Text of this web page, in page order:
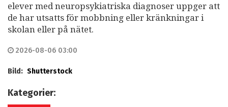
elever med neuropsykiatriska diagnoser uppger att
de har utsatts för mobbning eller kränkningar i
skolan eller på nätet.
2026-08-06 03:00
Bild: Shutterstock
Kategorier: